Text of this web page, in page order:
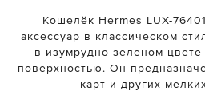
Кошелёк Hermes LUX-
аксессуар в классическом
в изумрудно-зеленом цвете
поверхностью. Он
карт и других